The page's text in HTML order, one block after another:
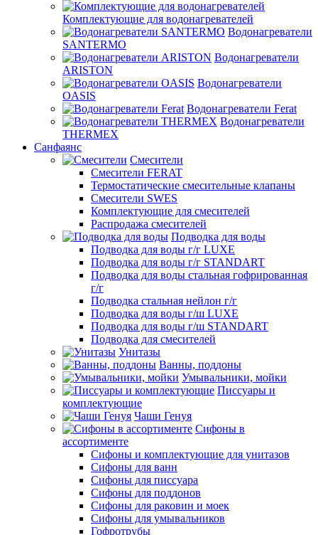
Комплектующие для водонагревателей
Водонагреватели
SANTERMO
Водонагреватели
ARISTON
Водонагреватели
OASIS
Водонагреватели Ferat
Водонагреватели
THERMEX
Санфаянс
Смесители
Смесители FERAT
Термостатические смесительные клапаны
Смесители SWES
Комплектующие для смесителей
Распродажа смесителей
Подводка для воды
Подводка для воды г/г LUXE
Подводка для воды г/г STANDART
Подводка для воды стальная гофрированная
г/г
Подводка стальная нейлон г/г
Подводка для воды г/ш LUXE
Подводка для воды г/ш STANDART
Подводка для смесителей
Унитазы
Ванны, поддоны
Умывальники, мойки
Писсуары и
комплектующие
Чаши Генуя
Сифоны в
ассортименте
Сифоны и комплектующие для унитазов
Сифоны для ванн
Сифоны для писсуара
Сифоны для поддонов
Сифоны для раковин и моек
Сифоны для умывальников
Гофротрубы